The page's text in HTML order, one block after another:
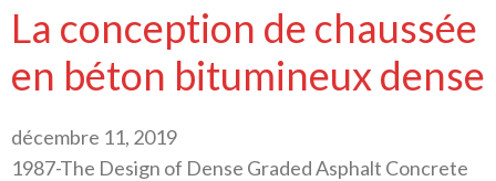
La conception de chaussée
en béton bitumineux dense
décembre 11, 2019
1987-The Design of Dense Graded Asphalt Concrete